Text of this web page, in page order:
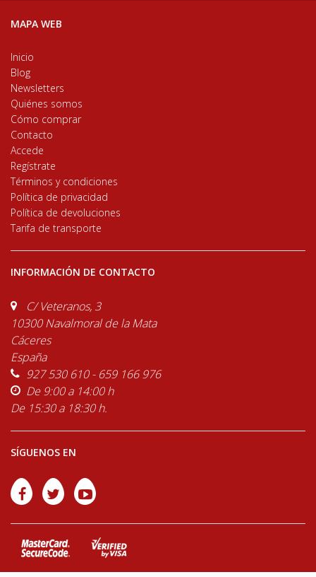
MAPA WEB
Inicio
Blog
Newsletters
Quiénes somos
Cómo comprar
Contacto
Accede
Regístrate
Términos y condiciones
Política de privacidad
Política de devoluciones
Tarifa de transporte
INFORMACIÓN DE CONTACTO
C/ Veteranos, 3
10300 Navalmoral de la Mata
Cáceres
España
927 530 610 - 659 166 976
De 9:00 a 14:00 h
De 15:30 a 18:30 h.
SÍGUENOS EN